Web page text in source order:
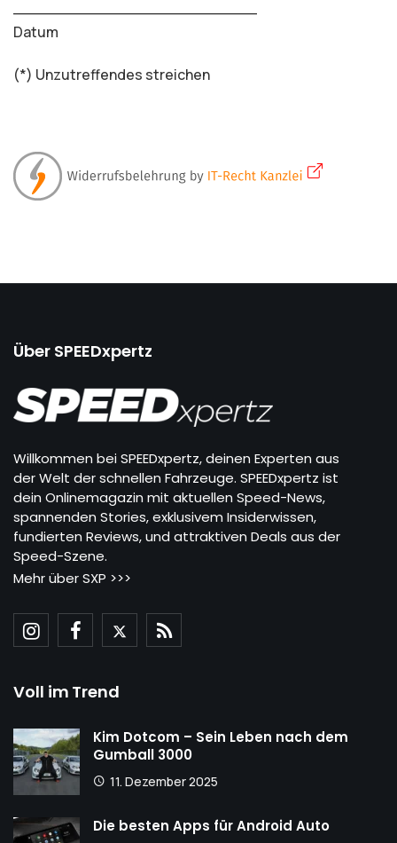
Datum
(*) Unzutreffendes streichen
Über SPEEDxpertz
Willkommen bei SPEEDxpertz, deinen Experten aus
der Welt der schnellen Fahrzeuge. SPEEDxpertz ist
dein Onlinemagazin mit aktuellen Speed-News,
spannenden Stories, exklusivem Insiderwissen,
fundierten Reviews, und attraktiven Deals aus der
Speed-Szene.
Mehr über SXP >>>
Voll im Trend
Kim Dotcom – Sein Leben nach dem
Gumball 3000
11. Dezember 2025
Die besten Apps für Android Auto